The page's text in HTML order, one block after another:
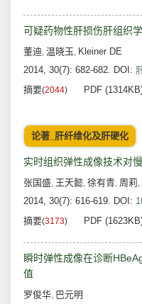
可疑药物性肝损伤肝组织
董迪, 温晓玉, Kleiner DE
2014, 30(7): 682-682. DOI:
摘要(2044) PDF
论著_肝纤维化及肝硬化
实时组织弹性成像技术对
张国盛, 王天懿, 徐有青, 周莉,
2014, 30(7): 616-619. DOI:
摘要(3173) PDF
瞬时弹性成像在诊断
值
罗俊华, 巴元明